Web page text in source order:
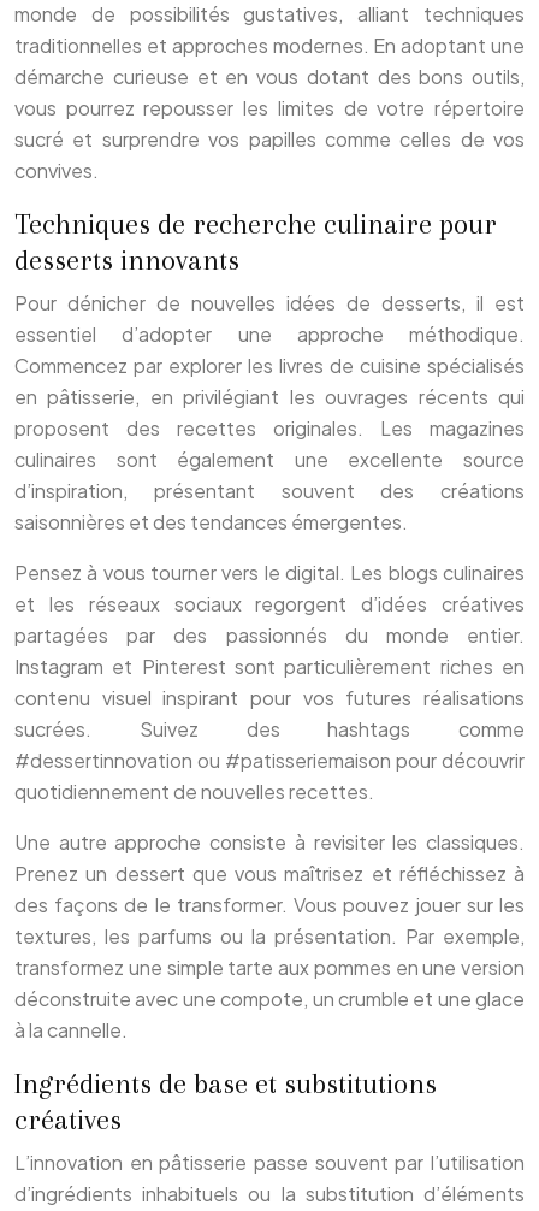
monde de possibilités gustatives, alliant techniques
traditionnelles et approches modernes. En adoptant une
démarche curieuse et en vous dotant des bons outils,
vous pourrez repousser les limites de votre répertoire
sucré et surprendre vos papilles comme celles de vos
convives.
Techniques de recherche culinaire pour
desserts innovants
Pour dénicher de nouvelles idées de desserts, il est
essentiel d’adopter une approche méthodique.
Commencez par explorer les livres de cuisine spécialisés
en pâtisserie, en privilégiant les ouvrages récents qui
proposent des recettes originales. Les magazines
culinaires sont également une excellente source
d’inspiration, présentant souvent des créations
saisonnières et des tendances émergentes.
Pensez à vous tourner vers le digital. Les blogs culinaires
et les réseaux sociaux regorgent d’idées créatives
partagées par des passionnés du monde entier.
Instagram et Pinterest sont particulièrement riches en
contenu visuel inspirant pour vos futures réalisations
sucrées. Suivez des hashtags comme
#dessertinnovation ou #patisseriemaison pour découvrir
quotidiennement de nouvelles recettes.
Une autre approche consiste à revisiter les classiques.
Prenez un dessert que vous maîtrisez et réfléchissez à
des façons de le transformer. Vous pouvez jouer sur les
textures, les parfums ou la présentation. Par exemple,
transformez une simple tarte aux pommes en une version
déconstruite avec une compote, un crumble et une glace
à la cannelle.
Ingrédients de base et substitutions
créatives
L’innovation en pâtisserie passe souvent par l’utilisation
d’ingrédients inhabituels ou la substitution d’éléments